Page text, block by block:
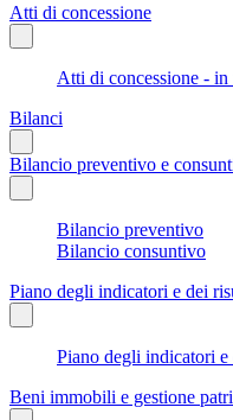
Atti di concessione
Atti di concessione -
Bilanci
Bilancio preventivo e
Bilancio preventivo
Bilancio consuntivo
Piano degli indicatori e dei
Piano degli indicatori
Beni immobili e gestione